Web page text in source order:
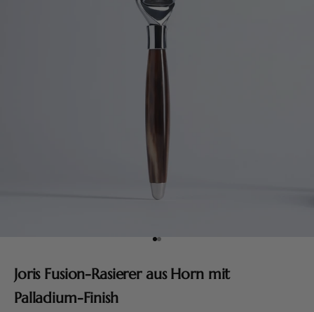
Gehe zu Element 1
Gehe zu Element 2
Joris Fusion-Rasierer aus Horn mit
Palladium-Finish